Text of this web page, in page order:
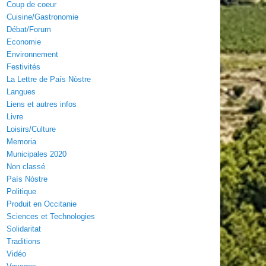
Coup de coeur
Cuisine/Gastronomie
Débat/Forum
Economie
Environnement
Festivités
La Lettre de País Nòstre
Langues
Liens et autres infos
Livre
Loisirs/Culture
Memoria
Municipales 2020
Non classé
País Nòstre
Politique
Produit en Occitanie
Sciences et Technologies
Solidaritat
Traditions
Vidéo